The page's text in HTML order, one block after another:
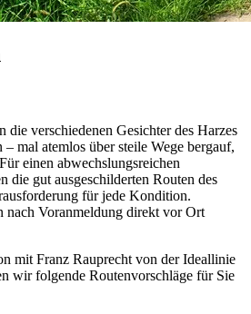
die verschiedenen Gesichter des Harzes
mal atemlos über steile Wege bergauf,
einen abwechslungsreichen
die gut ausgeschilderten Routen des
für jede Kondition.
nach Voranmeldung direkt vor Ort
mit Franz Rauprecht von der Ideallinie
wir folgende Routenvorschläge für Sie